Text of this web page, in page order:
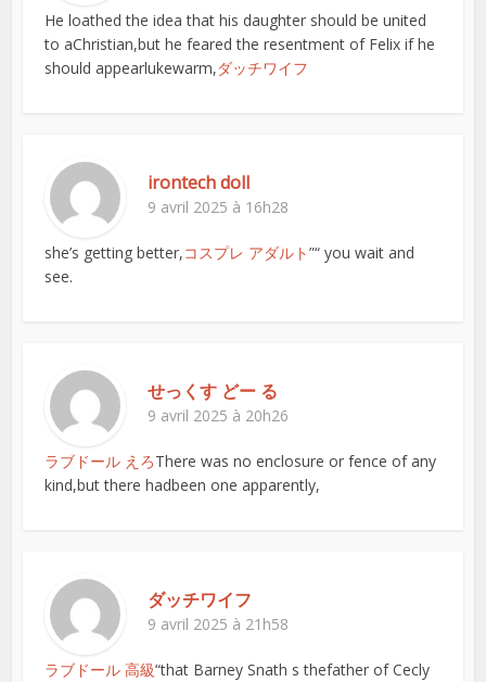
He loathed the idea that his daughter should be united
to aChristian,but he feared the resentment of Felix if he
should appearlukewarm,ダッチワイフ
irontech doll
9 avril 2025 à 16h28
she’s getting better,コスプレ アダルト”“ you wait and
see.
せっくす どー る
9 avril 2025 à 20h26
ラブドール えろThere was no enclosure or fence of any
kind,but there hadbeen one apparently,
ダッチワイフ
9 avril 2025 à 21h58
ラブドール 高級“that Barney Snath s thefather of Cecly